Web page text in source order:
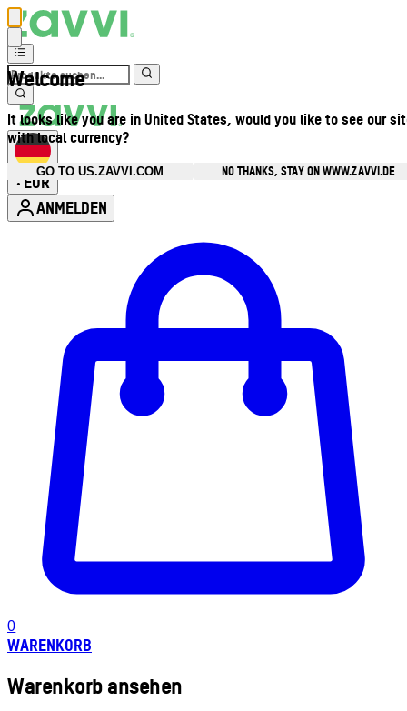
Welcome
It looks like you are in United States, would you like to see our
with local currency?
GO TO US.ZAVVI.COM
NO THANKS, STAY ON WWW.ZAVVI.DE
• EUR
ANMELDEN
0
WARENKORB
Warenkorb ansehen